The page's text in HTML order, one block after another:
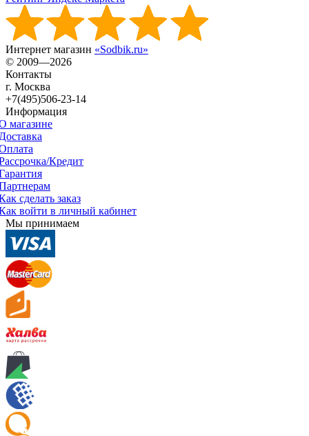
Интернет магазин «Sodbik.ru»
© 2009—2026
Контакты
г. Москва
+7(495)506-23-14
Информация
магазине
Кредит
сделать заказ
войти в личный кабинет
Мы принимаем